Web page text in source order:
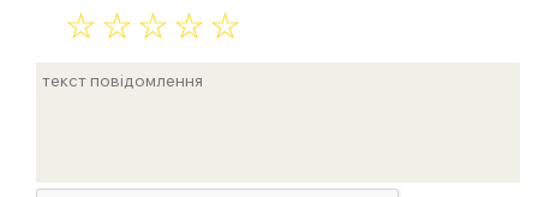
☆
☆
☆
☆
☆